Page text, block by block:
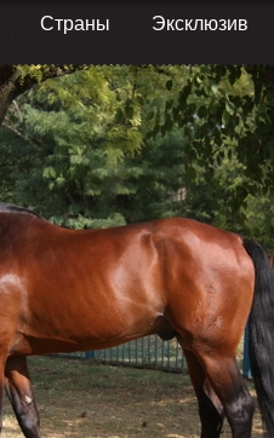
Страны Эксклюзив